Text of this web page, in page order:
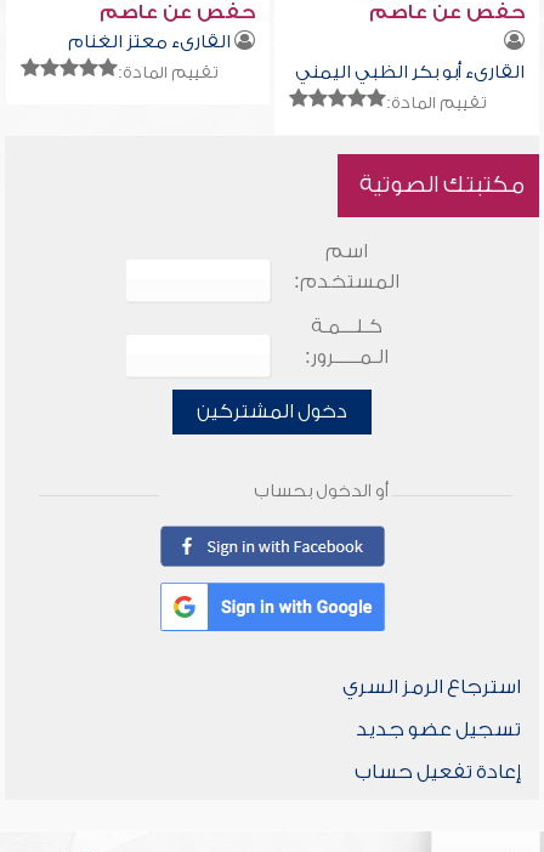
حفص عن عاصم
القارىء أبو بكر الظبي اليمني
تقييم المادة:
حفص عن عاصم
القارىء معتز الغنام
تقييم المادة:
مكتبتك الصوتية
اسم
المستخدم:
كـلـــمـة
الـمـــــرور:
دخول المشتركين
أو الدخول بحساب
استرجاع الرمز السري
تسجيل عضو جديد
إعادة تفعيل حساب